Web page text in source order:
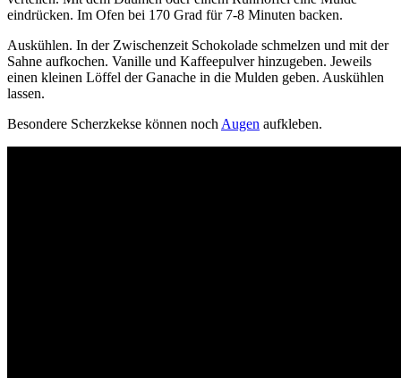
eindrücken. Im Ofen bei 170 Grad für 7-8 Minuten backen.
Auskühlen. In der Zwischenzeit Schokolade schmelzen und mit der
Sahne aufkochen. Vanille und Kaffeepulver hinzugeben. Jeweils
einen kleinen Löffel der Ganache in die Mulden geben. Auskühlen
lassen.
Besondere Scherzkekse können noch Augen aufkleben.